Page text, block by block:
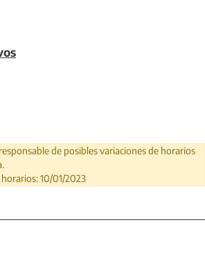
de posibles variaciones de horarios
10/01/2023